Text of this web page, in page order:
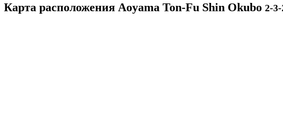
Карта расположения Aoyama Ton-Fu Shin Okubo 2-